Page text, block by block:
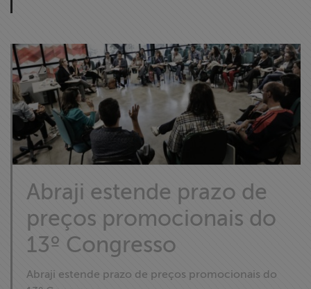
Abraji estende prazo de
preços promocionais do
13º Congresso
Abraji estende prazo de preços promocionais do